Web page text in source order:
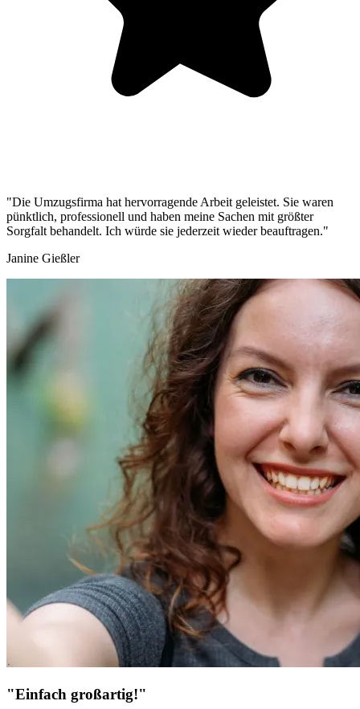
"Die Umzugsfirma hat hervorragende Arbeit geleistet. Sie waren
pünktlich, professionell und haben meine Sachen mit größter
Sorgfalt behandelt. Ich würde sie jederzeit wieder beauftragen."
Janine Gießler
"Einfach großartig!"